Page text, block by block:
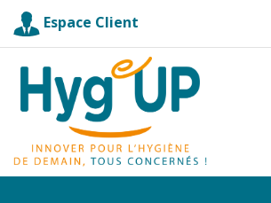
Espace Client